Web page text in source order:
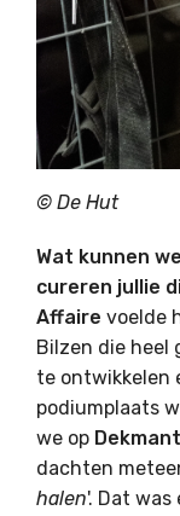
© De Hut
Wat kunnen
cureren jullie
Affaire voelde
Bilzen die heel
te ontwikkelen
podiumplaats
we op
dachten
halen'. Dat